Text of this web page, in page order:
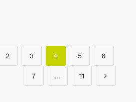
2 3 4 5 6
7 … 11